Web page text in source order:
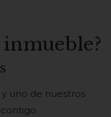
inmueble?
uno de nuestros